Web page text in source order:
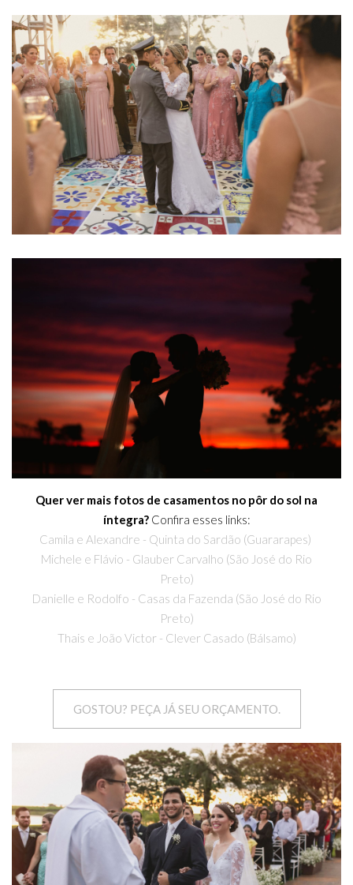
Quer ver mais fotos de casamentos no pôr do sol na
íntegra?Confira esses links:
Camila e Alexandre - Quinta do Sardão (Guararapes)
Michele e Flávio - Glauber Carvalho (São José do Rio
Preto)
Danielle e Rodolfo - Casas da Fazenda (São José do Rio
Preto)
Thais e João Victor - Clever Casado (Bálsamo)
GOSTOU? PEÇA JÁ SEU ORÇAMENTO.